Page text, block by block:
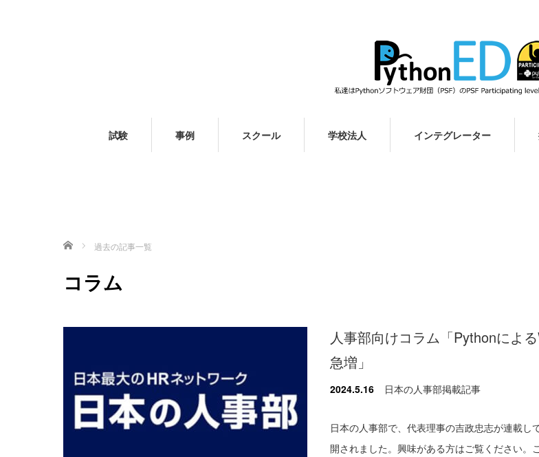
試験 事例 スクール 学校法人 インテグレーター
ホーム 過去の記事一覧
コラム
人事部向けコラム「Pythonによ
急増」
2024.5.16 日本の人事部掲載記事
日本の人事部で、代表理事の吉政忠志が連載し
開されました。興味がある方はご覧ください。